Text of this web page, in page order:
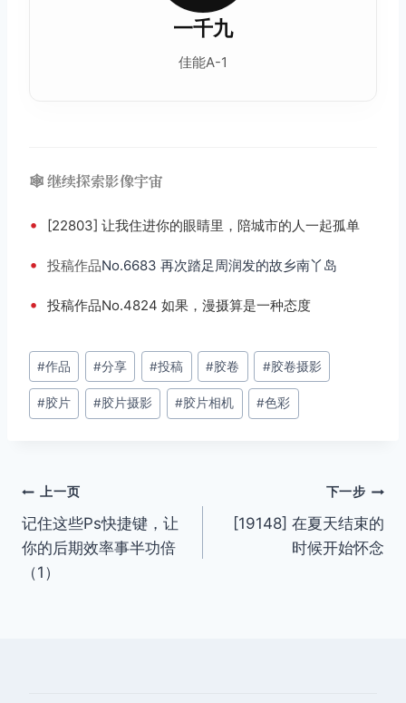
一千九
佳能A-1
🕸️ 继续探索影像宇宙
• [22803] 让我住进你的眼睛里，陪城市的人一起孤单
• 投稿作品No.6683 再次踏足周润发的故乡南丫岛
• 投稿作品No.4824 如果，漫摄算是一种态度
文
章
标
#作品 #分享 #投稿 #胶卷 #胶卷摄影
#胶片 #胶片摄影 #胶片相机 #色彩
文
章
导
上一页
记住这些Ps快捷键，让
你的后期效率事半功倍
（1）
下一步
[19148] 在夏天结束的
时候开始怀念